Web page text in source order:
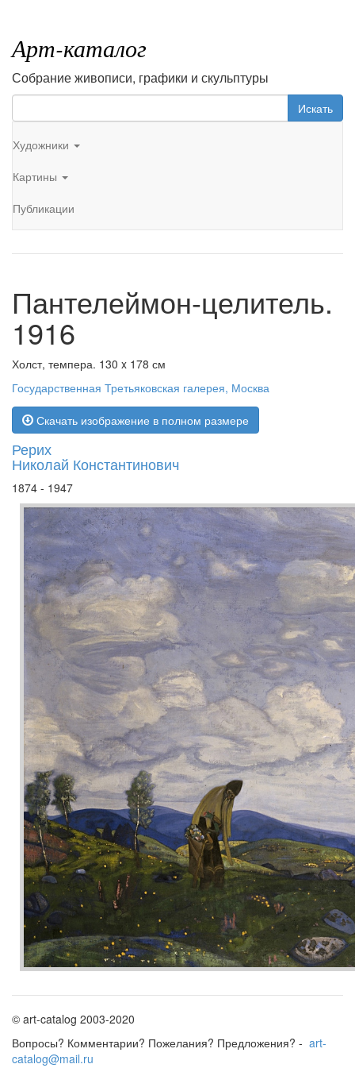
Арт-каталог
Собрание живописи, графики и скульптуры
Искать
Художники
Картины
Публикации
Пантелеймон-целитель.
1916
Холст, темпера. 130 x 178 см
Государственная Третьяковская галерея, Москва
Скачать изображение в полном размере
Рерих
Николай Константинович
1874 - 1947
© art-catalog 2003-2020
Вопросы? Комментарии? Пожелания? Предложения? - art-
catalog@mail.ru